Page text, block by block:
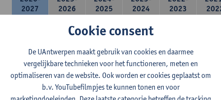
2027
2026
2025
2024
2023
- Optie A : je kiest twee vakdidactieken
- Optie B: je kiest één vakdidactiek en een profilering
In de domeincomponent neem je 60 studiepunten op:
- 1 verplicht algemeen opleidingsonderdeel van 6 studiepunten,
Cookie consent
De UAntwerpen maakt gebruik van cookies en daarmee
vergelijkbare technieken voor het functioneren, meten en
optimaliseren van de website. Ook worden er cookies geplaatst om
b.v. YouTubefilmpjes te kunnen tonen en voor